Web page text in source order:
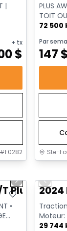
|
+ tx
$
#F0282
PLUS
TOIT
12.3 PO|
72 500
Par
147 $
Ste-
Next slide
Plus
•
Très
2024
Moteur:
29 744